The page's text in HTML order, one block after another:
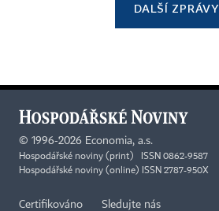
DALŠÍ ZPRÁVY
© 1996-2026 Economia, a.s.
Hospodářské noviny (print) ISSN 0862-9587
Hospodářské noviny (online) ISSN 2787-950X
Certifikováno Sledujte nás